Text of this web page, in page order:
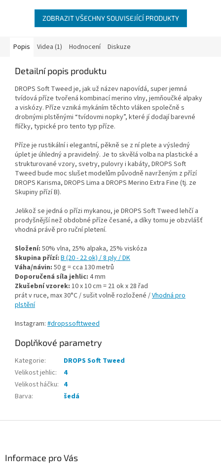
ZOBRAZIT VŠECHNY SOUVISEJÍCÍ PRODUKTY
Popis Videa (1) Hodnocení Diskuze
Detailní popis produktu
DROPS Soft Tweed je, jak už název napovídá, super jemná
tvídová příze tvořená kombinací merino vlny, jemňoučké alpaky
a viskózy. Příze vzniká mykáním těchto vláken společně s
drobnými plstěnými “tvídovmi nopky”, které jí dodají barevné
flíčky, typické pro tento typ příze.
Příze je rustikální i elegantní, pěkně se z ní plete a výsledný
úplet je úhledný a pravidelný. Je to skvělá volba na plastické a
strukturované vzory, svetry, pulovry i kabáty, DROPS Soft
Tweed bude moc slušet modelům původně navrženým z přízí
DROPS Karisma, DROPS Lima a DROPS Merino Extra Fine (tj. ze
Skupiny přízí B).
Jelikož se jedná o přízi mykanou, je DROPS Soft Tweed lehčí a
prodyšnější než obdobné příze česané, a díky tomu je obzvlášť
vhodná právě pro ruční pletení.
Složení: 50% vlna, 25% alpaka, 25% viskóza
Skupina přízí: B (20 - 22 ok) / 8 ply / DK
Váha/návin: 50 g = cca 130 metrů
Doporučená síla jehlic: 4 mm
Zkušební vzorek: 10 x 10 cm = 21 ok x 28 řad
prát v ruce, max 30°C / sušit volně rozložené /Vhodná pro
plstění
Instagram: #dropssofttweed
Doplňkové parametry
Kategorie:
DROPS Soft Tweed
Velikost jehlic:
4
Velikost háčku: 4
Barva: šedá
Informace pro Vás